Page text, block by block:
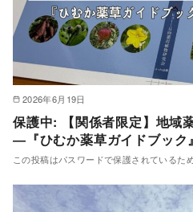
2026年6月19日
保護中: 【関係者限定】地域
―『ひむか薬草ガイドブッ
この投稿はパスワードで保護されているた